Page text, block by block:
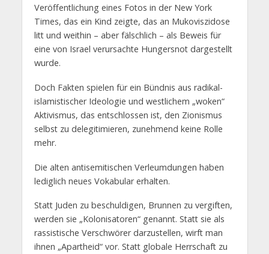
Veröffentlichung eines Fotos in der New York
Times, das ein Kind zeigte, das an Mukoviszidose
litt und weithin – aber fälschlich – als Beweis für
eine von Israel verursachte Hungersnot dargestellt
wurde.
Doch Fakten spielen für ein Bündnis aus radikal-
islamistischer Ideologie und westlichem „woken“
Aktivismus, das entschlossen ist, den Zionismus
selbst zu delegitimieren, zunehmend keine Rolle
mehr.
Die alten antisemitischen Verleumdungen haben
lediglich neues Vokabular erhalten.
Statt Juden zu beschuldigen, Brunnen zu vergiften,
werden sie „Kolonisatoren“ genannt. Statt sie als
rassistische Verschwörer darzustellen, wirft man
ihnen „Apartheid“ vor. Statt globale Herrschaft zu